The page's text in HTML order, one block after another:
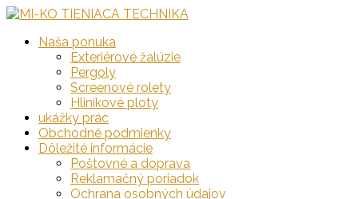
Naša ponuka
Exteriérové žalúzie
Pergoly
Screenové rolety
Hliníkové ploty
ukážky prác
Obchodné podmienky
Dôležité informácie
Poštovné a doprava
Reklamačný poriadok
Ochrana osobných údajov